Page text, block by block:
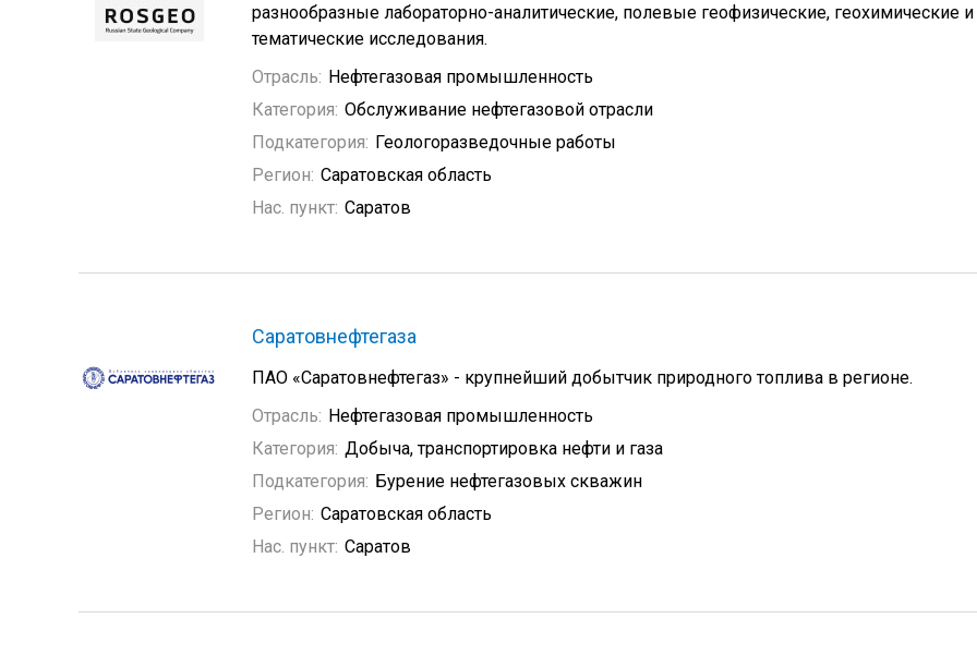
разнообразные лабораторно-аналитические, полевые геофизические, геохимические и
тематические исследования.
Отрасль: Нефтегазовая промышленность
Категория: Обслуживание нефтегазовой отрасли
Подкатегория: Геологоразведочные работы
Регион: Саратовская область
Нас. пункт: Саратов
Саратовнефтегаза
ПАО «Саратовнефтегаз» - крупнейший добытчик природного топлива в регионе.
Отрасль: Нефтегазовая промышленность
Категория: Добыча, транспортировка нефти и газа
Подкатегория: Бурение нефтегазовых скважин
Регион: Саратовская область
Нас. пункт: Саратов